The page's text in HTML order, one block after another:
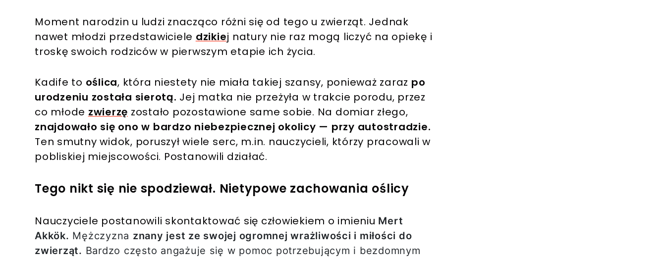
Moment narodzin u ludzi znacząco różni się od tego u zwierząt. Jednak
nawet młodzi przedstawiciele dzikiej natury nie raz mogą liczyć na opiekę i
troskę swoich rodziców w pierwszym etapie ich życia.
Kadife to oślica, która niestety nie miała takiej szansy, ponieważ zaraz po
urodzeniu została sierotą. Jej matka nie przeżyła w trakcie porodu, przez
co młode zwierzę zostało pozostawione same sobie. Na domiar złego,
znajdowało się ono w bardzo niebezpiecznej okolicy — przy autostradzie.
Ten smutny widok, poruszył wiele serc, m.in. nauczycieli, którzy pracowali w
pobliskiej miejscowości. Postanowili działać.
Tego nikt się nie spodziewał. Nietypowe zachowania oślicy
Nauczyciele postanowili skontaktować się człowiekiem o imieniu Mert
Akkök. Mężczyzna znany jest ze swojej ogromnej wrażliwości i miłości do
zwierząt. Bardzo często angażuje się w pomoc potrzebującym i bezdomnym